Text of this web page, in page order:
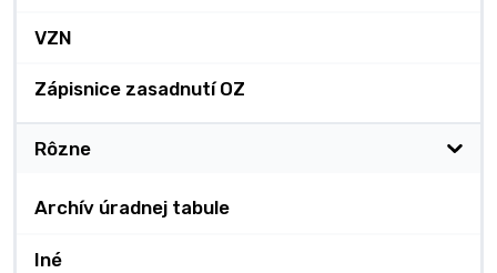
VZN
Zápisnice zasadnutí OZ
Rôzne
Archív úradnej tabule
Iné